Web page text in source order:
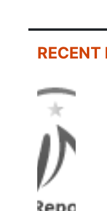
RECENT